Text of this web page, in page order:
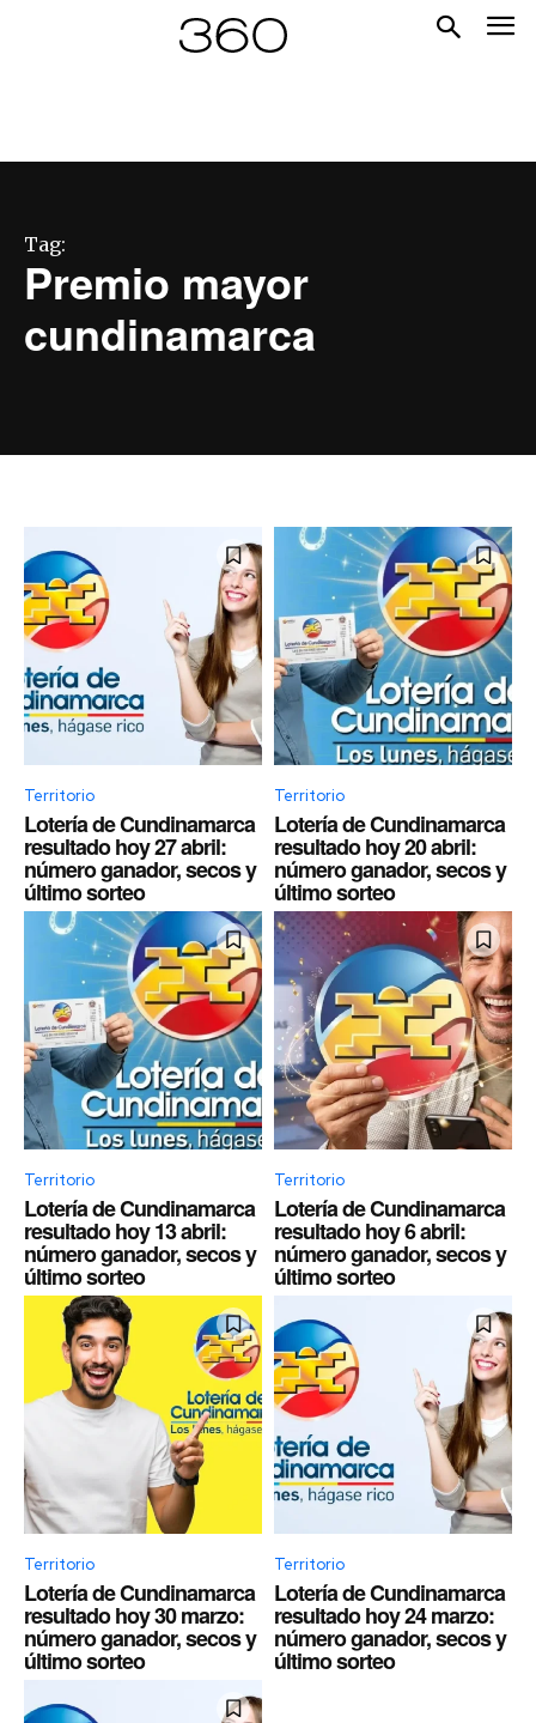
Tag:
Premio mayor
cundinamarca
Territorio
Lotería de Cundinamarca
resultado hoy 27 abril:
número ganador, secos y
último sorteo
Territorio
Lotería de Cundinamarca
resultado hoy 20 abril:
número ganador, secos y
último sorteo
Territorio
Lotería de Cundinamarca
resultado hoy 13 abril:
número ganador, secos y
último sorteo
Territorio
Lotería de Cundinamarca
resultado hoy 6 abril:
número ganador, secos y
último sorteo
Territorio
Lotería de Cundinamarca
resultado hoy 30 marzo:
número ganador, secos y
último sorteo
Territorio
Lotería de Cundinamarca
resultado hoy 24 marzo:
número ganador, secos y
último sorteo